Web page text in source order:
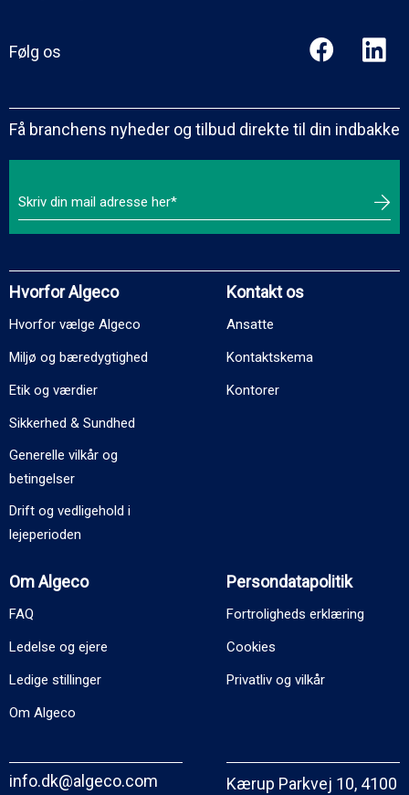
Følg os
Få branchens nyheder og tilbud direkte til din indbakke
Hvorfor Algeco
Hvorfor vælge Algeco
Miljø og bæredygtighed
Etik og værdier
Sikkerhed & Sundhed
Generelle vilkår og
betingelser
Drift og vedligehold i
lejeperioden
Kontakt os
Ansatte
Kontaktskema
Kontorer
Om Algeco
FAQ
Ledelse og ejere
Ledige stillinger
Om Algeco
Persondatapolitik
Fortroligheds erklæring
Cookies
Privatliv og vilkår
info.dk@algeco.com Kærup Parkvej 10, 4100